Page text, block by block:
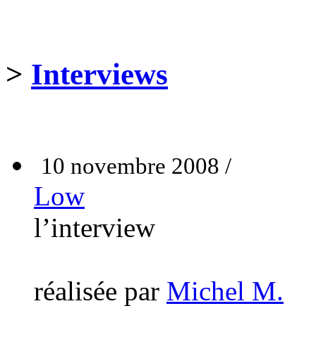
> Interviews
10 novembre 2008 /
Low
l’interview
réalisée par Michel M.